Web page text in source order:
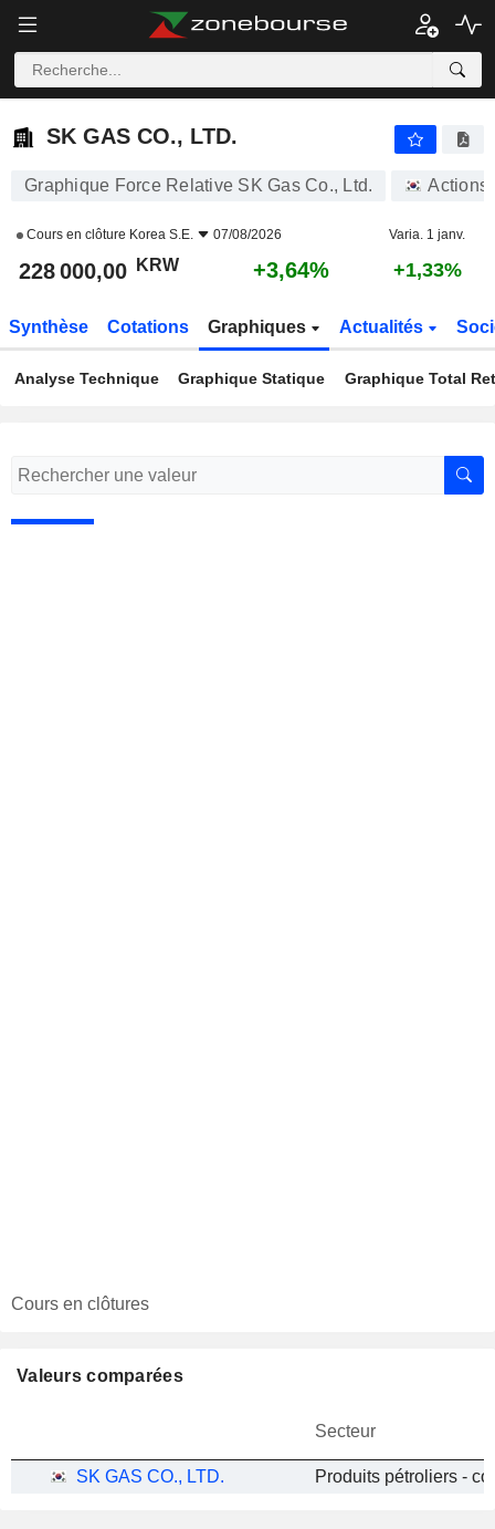
SK GAS CO., LTD.
SK GAS CO., LTD.
Graphique Force Relative SK Gas Co., Ltd. Actions
Cours en clôture Korea S.E. 07/08/2026 Varia. 1 janv.
228 000,00 KRW +3,64% +1,33%
Synthèse Cotations Graphiques Actualités
Analyse Technique Graphique Statique Graphique Total
Cours en clôtures
Valeurs comparées
Secteur
SK GAS CO., LTD.